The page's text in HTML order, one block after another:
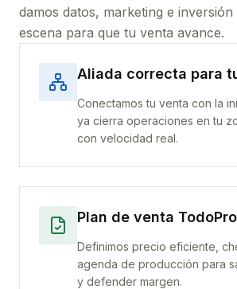
damos datos, marketing e inversión
escena para que tu venta avance.
Aliada correcta para
Conectamos tu venta con la
ya cierra operaciones en tu
con velocidad real.
Plan de venta
Definimos precio eficiente,
agenda de producción para
y defender margen.